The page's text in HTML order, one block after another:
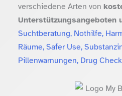
verschiedene Arten von
Unterstützungsangeboten
Suchtberatung, Nothilfe,
Räume, Safer Use,
Pillenwarnungen, Drug